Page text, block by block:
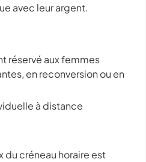
avec leur argent.
réservé aux femmes
en reconversion ou en
à distance
du créneau horaire est